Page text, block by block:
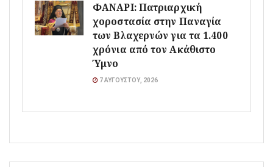
ΦΑΝΑΡΙ: Πατριαρχική
χοροστασία στην Παναγία
των Βλαχερνών για τα 1.400
χρόνια από τον Ακάθιστο
Ύμνο
7 ΑΥΓΟΎΣΤΟΥ, 2026